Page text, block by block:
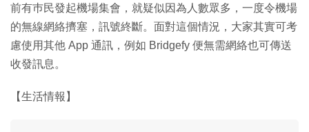
前有巿民發起機場集會，就疑似因為人數眾多，一度令機場
的無線網絡擠塞，訊號終斷。面對這個情況，大家其實可考
慮使用其他 App 通訊，例如 Bridgefy 便無需網絡也可傳送
收發訊息。
【生活情報】